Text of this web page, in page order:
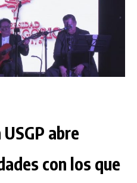
abre
con los que